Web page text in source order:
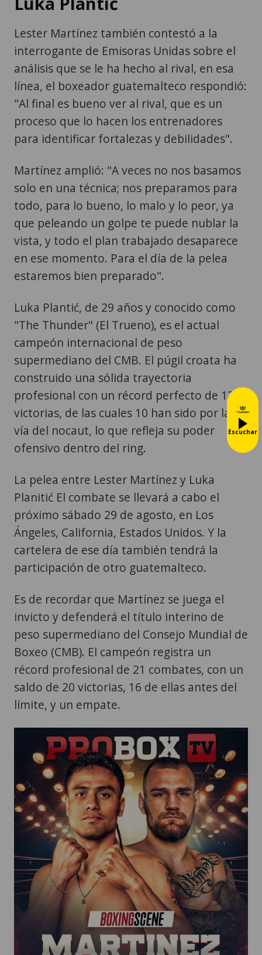
Lester Martínez también contestó a la
interrogante de Emisoras Unidas sobre el
análisis que se le ha hecho al rival, en esa
línea, el boxeador guatemalteco respondió:
"Al final es bueno ver al rival, que es un
proceso que lo hacen los entrenadores
para identificar fortalezas y debilidades".
Martínez amplió: "A veces no nos basamos
solo en una técnica; nos preparamos para
todo, para lo bueno, lo malo y lo peor, ya
que peleando un golpe te puede nublar la
vista, y todo el plan trabajado desaparece
en ese momento. Para el día de la pelea
estaremos bien preparado".
Luka Plantić, de 29 años y conocido como
"The Thunder" (El Trueno), es el actual
campeón internacional de peso
supermediano del CMB. El púgil croata ha
construido una sólida trayectoria
profesional con un récord perfecto de 13
victorias, de las cuales 10 han sido por la
vía del nocaut, lo que refleja su poder
ofensivo dentro del ring.
La pelea entre Lester Martínez y Luka
Planitić El combate se llevará a cabo el
próximo sábado 29 de agosto, en Los
Ángeles, California, Estados Unidos. Y la
cartelera de ese día también tendrá la
participación de otro guatemalteco.
Es de recordar que Martínez se juega el
invicto y defenderá el título interino de
peso supermediano del Consejo Mundial de
Boxeo (CMB). El campeón registra un
récord profesional de 21 combates, con un
saldo de 20 victorias, 16 de ellas antes del
límite, y un empate.
Escuchar